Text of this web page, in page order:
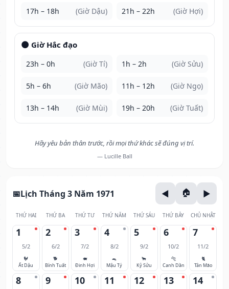
17h – 18h (Giờ Dậu) 21h – 22h (Giờ Hợi)
🌑 Giờ Hắc đạo
23h – 0h (Giờ Tí) 1h – 2h (Giờ Sửu)
5h – 6h (Giờ Mão) 11h – 12h (Giờ Ngọ)
13h – 14h (Giờ Mùi) 19h – 20h (Giờ Tuất)
Hãy yêu bản thân trước, rồi mọi thứ khác sẽ đúng vị trí.
— Lucille Ball
Lịch Tháng 3 Năm 1971
THỨ HAI THỨ BA THỨ TƯ THỨ NĂM THỨ SÁU THỨ BẢY CHỦ NHẬT
1
5/2
🐓
Ất Dậu
2
6/2
🐕
Bính Tuất
3
7/2
🐖
Đinh Hợi
4
8/2
🐀
Mậu Tý
5
9/2
🐂
Kỷ Sửu
6
10/2
🐅
Canh Dần
7
11/2
🐈
Tân Mão
8 9 10 11 12 13 14